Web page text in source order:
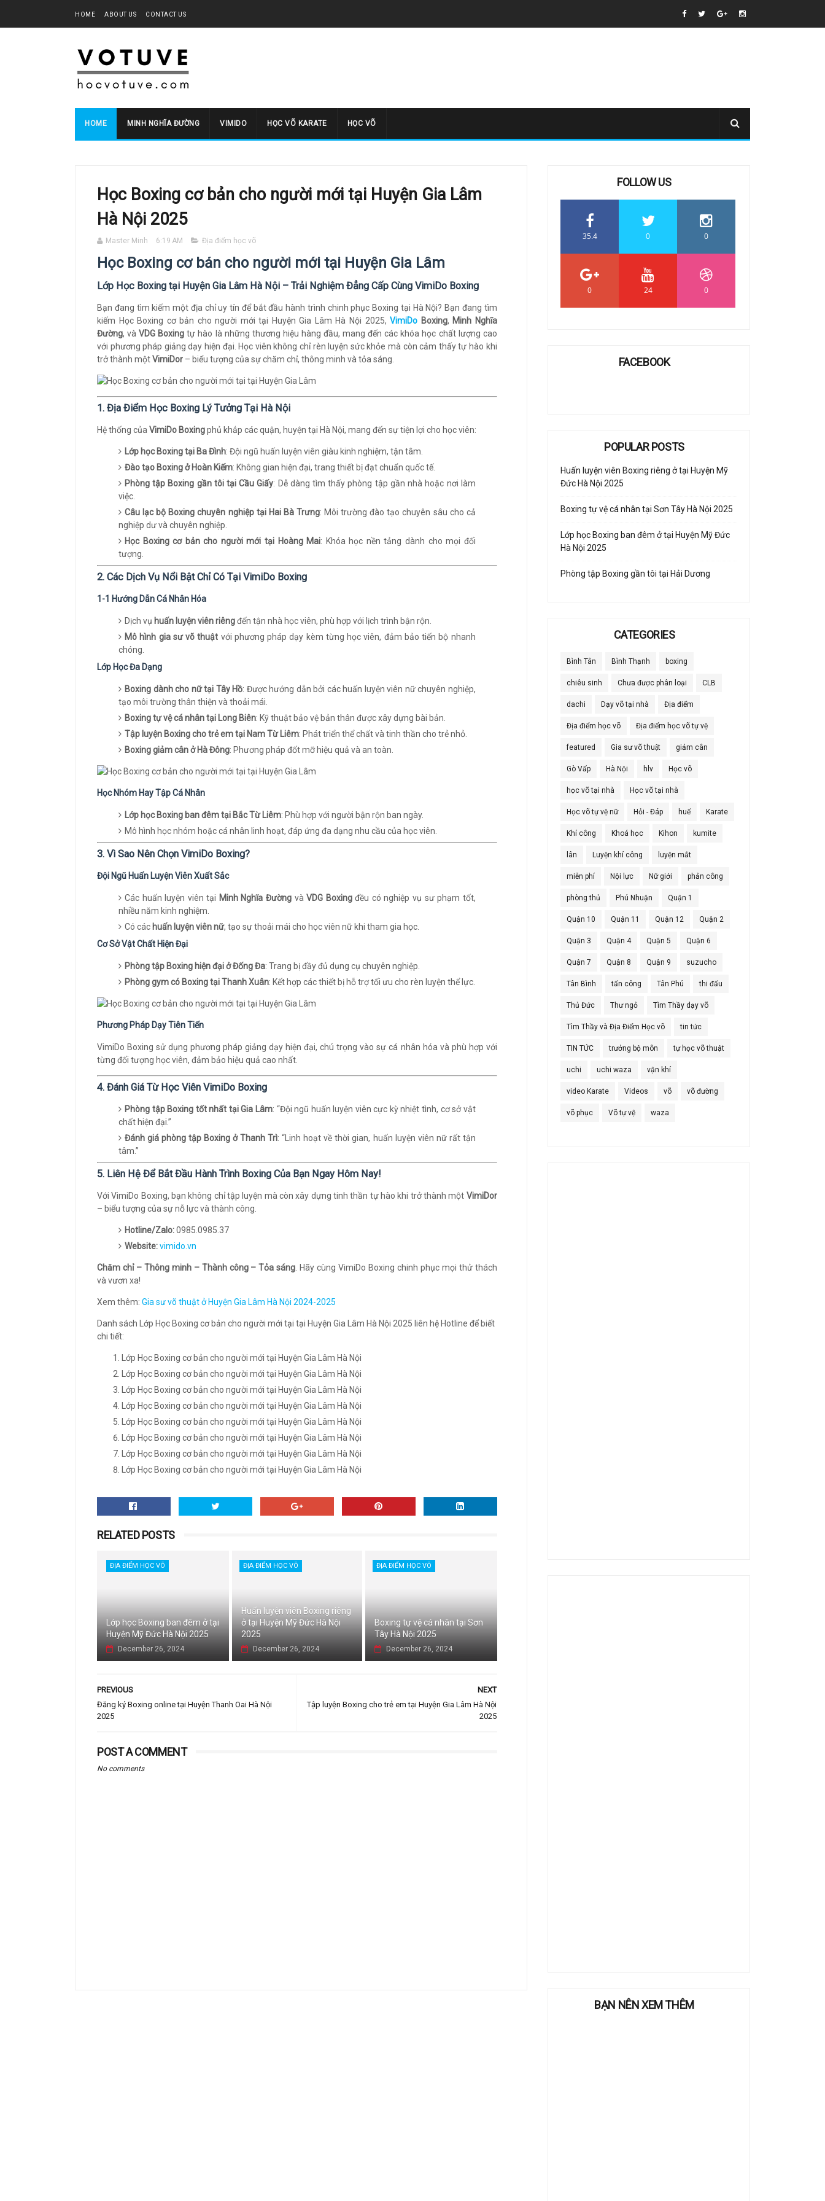
HOME ABOUT US CONTACT US
HOME MINH NGHĨA ĐƯỜNG VIMIDO HỌC VÕ KARATE HỌC VÕ
Học Boxing cơ bản cho người mới tại Huyện Gia Lâm
Hà Nội 2025
Master Minh 6:19 AM Địa điểm học võ
Học Boxing cơ bản cho người mới tại Huyện Gia Lâm
Lớp Học Boxing tại Huyện Gia Lâm Hà Nội – Trải Nghiệm Đẳng Cấp Cùng VimiDo Boxing
Bạn đang tìm kiếm một địa chỉ uy tín để bắt đầu hành trình chinh phục Boxing tại Hà Nội? Bạn đang tìm
kiếm Học Boxing cơ bản cho người mới tại Huyện Gia Lâm Hà Nội 2025,VimiDo Boxing, Minh Nghĩa
Đường, vàVDG Boxing tự hào là những thương hiệu hàng đầu, mang đến các khóa học chất lượng cao
với phương pháp giảng dạy hiện đại. Học viên không chỉ rèn luyện sức khỏe mà còn cảm thấy tự hào khi
trở thành mộtVimiDor – biểu tượng của sự chăm chỉ, thông minh và tỏa sáng.
1. Địa Điểm Học Boxing Lý Tưởng Tại Hà Nội
Hệ thống của VimiDo Boxingphủ khắp các quận, huyện tại Hà Nội, mang đến sự tiện lợi cho học viên:
Lớp học Boxing tại Ba Đình: Đội ngũ huấn luyện viên giàu kinh nghiệm, tận tâm.
Đào tạo Boxing ở Hoàn Kiếm: Không gian hiện đại, trang thiết bị đạt chuẩn quốc tế.
Phòng tập Boxing gần tôi tại Cầu Giấy: Dễ dàng tìm thấy phòng tập gần nhà hoặc nơi làm
việc.
Câu lạc bộ Boxing chuyên nghiệp tại Hai Bà Trưng: Môi trường đào tạo chuyên sâu cho cả
nghiệp dư và chuyên nghiệp.
Học Boxing cơ bản cho người mới tại Hoàng Mai: Khóa học nền tảng dành cho mọi đối
tượng.
2. Các Dịch Vụ Nổi Bật Chỉ Có Tại VimiDo Boxing
1-1 Hướng Dẫn Cá Nhân Hóa
Dịch vụ huấn luyện viên riêngđến tận nhà học viên, phù hợp với lịch trình bận rộn.
Mô hình gia sư võ thuật với phương pháp dạy kèm từng học viên, đảm bảo tiến bộ nhanh
chóng.
Lớp Học Đa Dạng
Boxing dành cho nữ tại Tây Hồ: Được hướng dẫn bởi các huấn luyện viên nữ chuyên nghiệp,
tạo môi trường thân thiện và thoải mái.
Boxing tự vệ cá nhân tại Long Biên: Kỹ thuật bảo vệ bản thân được xây dựng bài bản.
Tập luyện Boxing cho trẻ em tại Nam Từ Liêm: Phát triển thể chất và tinh thần cho trẻ nhỏ.
Boxing giảm cân ở Hà Đông: Phương pháp đốt mỡ hiệu quả và an toàn.
Học Nhóm Hay Tập Cá Nhân
Lớp học Boxing ban đêm tại Bắc Từ Liêm: Phù hợp với người bận rộn ban ngày.
Mô hình học nhóm hoặc cá nhân linh hoạt, đáp ứng đa dạng nhu cầu của học viên.
3. Vì Sao Nên Chọn VimiDo Boxing?
Đội Ngũ Huấn Luyện Viên Xuất Sắc
Các huấn luyện viên tại Minh Nghĩa Đường vàVDG Boxingđều có nghiệp vụ sư phạm tốt,
nhiều năm kinh nghiệm.
Có các huấn luyện viên nữ, tạo sự thoải mái cho học viên nữ khi tham gia học.
Cơ Sở Vật Chất Hiện Đại
Phòng tập Boxing hiện đại ở Đống Đa: Trang bị đầy đủ dụng cụ chuyên nghiệp.
Phòng gym có Boxing tại Thanh Xuân: Kết hợp các thiết bị hỗ trợ tối ưu cho rèn luyện thể lực.
Phương Pháp Dạy Tiên Tiến
VimiDo Boxing sử dụng phương pháp giảng dạy hiện đại, chú trọng vào sự cá nhân hóa và phù hợp với
từng đối tượng học viên, đảm bảo hiệu quả cao nhất.
4. Đánh Giá Từ Học Viên VimiDo Boxing
Phòng tập Boxing tốt nhất tại Gia Lâm: “Đội ngũ huấn luyện viên cực kỳ nhiệt tình, cơ sở vật
chất hiện đại.”
Đánh giá phòng tập Boxing ở Thanh Trì: “Linh hoạt về thời gian, huấn luyện viên nữ rất tận
tâm.”
5. Liên Hệ Để Bắt Đầu Hành Trình Boxing Của Bạn Ngay Hôm Nay!
Với VimiDo Boxing, bạn không chỉ tập luyện mà còn xây dựng tinh thần tự hào khi trở thành một VimiDor
– biểu tượng của sự nỗ lực và thành công.
Hotline/Zalo:0985.0985.37
Website:vimido.vn
Chăm chỉ – Thông minh – Thành công – Tỏa sáng . Hãy cùng VimiDo Boxing chinh phục mọi thử thách
và vươn xa!
Xem thêm: Gia sư võ thuật ở Huyện Gia Lâm Hà Nội 2024-2025
Danh sách Lớp Học Boxing cơ bản cho người mới tại tại Huyện Gia Lâm Hà Nội 2025 liên hệ Hotline để biết
chi tiết:
Lớp Học Boxing cơ bản cho người mới tại Huyện Gia Lâm Hà Nội
Lớp Học Boxing cơ bản cho người mới tại Huyện Gia Lâm Hà Nội
Lớp Học Boxing cơ bản cho người mới tại Huyện Gia Lâm Hà Nội
Lớp Học Boxing cơ bản cho người mới tại Huyện Gia Lâm Hà Nội
Lớp Học Boxing cơ bản cho người mới tại Huyện Gia Lâm Hà Nội
Lớp Học Boxing cơ bản cho người mới tại Huyện Gia Lâm Hà Nội
Lớp Học Boxing cơ bản cho người mới tại Huyện Gia Lâm Hà Nội
Lớp Học Boxing cơ bản cho người mới tại Huyện Gia Lâm Hà Nội
RELATED POSTS
ĐỊA ĐIỂM HỌC VÕ
Lớp học Boxing ban đêm ở tại
Huyện Mỹ Đức Hà Nội 2025
December 26, 2024
ĐỊA ĐIỂM HỌC VÕ
Huấn luyện viên Boxing riêng
ở tại Huyện Mỹ Đức Hà Nội
2025
December 26, 2024
ĐỊA ĐIỂM HỌC VÕ
Boxing tự vệ cá nhân tại Sơn
Tây Hà Nội 2025
December 26, 2024
NEXT
Tập luyện Boxing cho trẻ em tại Huyện Gia Lâm Hà Nội
2025
PREVIOUS
Đăng ký Boxing online tại Huyện Thanh Oai Hà Nội
2025
POST A COMMENT
No comments
FOLLOW US
35.4 0 0
0 24 0
FACEBOOK
POPULAR POSTS
Huấn luyện viên Boxing riêng ở tại Huyện Mỹ
Đức Hà Nội 2025
Boxing tự vệ cá nhân tại Sơn Tây Hà Nội 2025
Lớp học Boxing ban đêm ở tại Huyện Mỹ Đức
Hà Nội 2025
Phòng tập Boxing gần tôi tại Hải Dương
CATEGORIES
Bình Tân Bình Thạnh boxing
chiêu sinh Chưa được phân loại CLB
dachi Dạy võ tại nhà Địa điểm
Địa điểm học võ Địa điểm học võ tự vệ
featured Gia sư võ thuật giảm cân
Gò Vấp Hà Nội hlv Học võ
học võ tại nhà Học võ tại nhà
Học võ tự vệ nữ Hỏi - Đáp huế Karate
Khí công Khoá học Kihon kumite
lân Luyện khí công luyện mắt
miễn phí Nội lực Nữ giới phản công
phòng thủ Phú Nhuận Quận 1
Quận 10 Quận 11 Quận 12 Quận 2
Quận 3 Quận 4 Quận 5 Quận 6
Quận 7 Quận 8 Quận 9 suzucho
Tân Bình tấn công Tân Phú thi đấu
Thủ Đức Thư ngỏ Tìm Thầy dạy võ
Tìm Thầy và Địa Điểm Học võ tin tức
TIN TỨC trưởng bộ môn tự học võ thuật
uchi uchi waza vận khí
video Karate Videos võ võ đường
võ phục Võ tự vệ waza
BẠN NÊN XEM THÊM